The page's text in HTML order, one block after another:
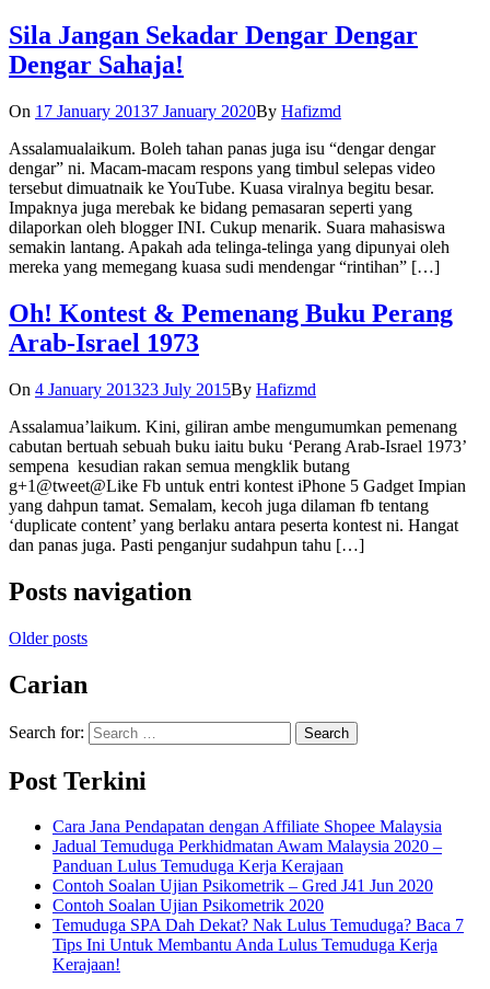
Sila Jangan Sekadar Dengar Dengar
Dengar Sahaja!
On 17 January 20137 January 2020By Hafizmd
Assalamualaikum. Boleh tahan panas juga isu “dengar dengar
dengar” ni. Macam-macam respons yang timbul selepas video
tersebut dimuatnaik ke YouTube. Kuasa viralnya begitu besar.
Impaknya juga merebak ke bidang pemasaran seperti yang
dilaporkan oleh blogger INI. Cukup menarik. Suara mahasiswa
semakin lantang. Apakah ada telinga-telinga yang dipunyai oleh
mereka yang memegang kuasa sudi mendengar “rintihan” […]
Oh! Kontest & Pemenang Buku Perang
Arab-Israel 1973
On 4 January 201323 July 2015By Hafizmd
Assalamua’laikum. Kini, giliran ambe mengumumkan pemenang
cabutan bertuah sebuah buku iaitu buku ‘Perang Arab-Israel 1973’
sempena kesudian rakan semua mengklik butang
g+1@tweet@Like Fb untuk entri kontest iPhone 5 Gadget Impian
yang dahpun tamat. Semalam, kecoh juga dilaman fb tentang
‘duplicate content’ yang berlaku antara peserta kontest ni. Hangat
dan panas juga. Pasti penganjur sudahpun tahu […]
Posts navigation
Older posts
Carian
Search for:
Post Terkini
Cara Jana Pendapatan dengan Affiliate Shopee Malaysia
Jadual Temuduga Perkhidmatan Awam Malaysia 2020 –
Panduan Lulus Temuduga Kerja Kerajaan
Contoh Soalan Ujian Psikometrik – Gred J41 Jun 2020
Contoh Soalan Ujian Psikometrik 2020
Temuduga SPA Dah Dekat? Nak Lulus Temuduga? Baca 7
Tips Ini Untuk Membantu Anda Lulus Temuduga Kerja
Kerajaan!